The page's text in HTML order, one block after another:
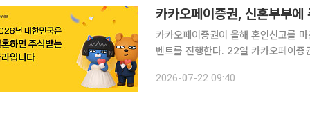
카카오페이증권, 신혼부부에
카카오페이증권이 올해 혼인신고를
벤트를 진행한다. 22일 카카오페이증권은 2026년 한 해 동안 혼인신고를 완료한 고객을 대상으로
2026-07-22 09:40